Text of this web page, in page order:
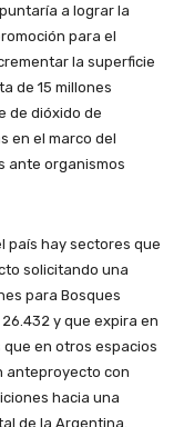
a lograr la
para el
la superficie
de 15 millones
de dióxido de
en el marco del
ante organismos
país hay sectores que
solicitando una
para Bosques
y que expira en
que en otros espacios
anteproyecto con
hacia una
de la Argentina.